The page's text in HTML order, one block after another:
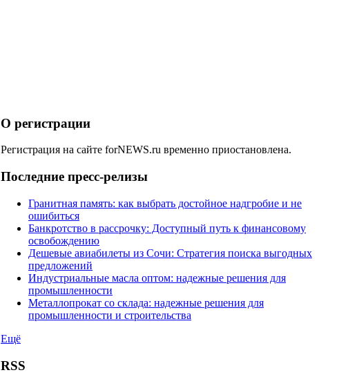
О регистрации
Регистрация на сайте forNEWS.ru временно приостановлена.
Последние пресс-релизы
Гранитная память: как выбрать достойное надгробие и не
ошибиться
Банкротство в рассрочку: Доступный путь к финансовому
освобождению
Дешевые авиабилеты из Сочи: Стратегия поиска выгодных
предложений
Индустриальные масла оптом: надежные решения для
промышленности
Металлопрокат со склада: надежные решения для
промышленности и строительства
Ещё
RSS